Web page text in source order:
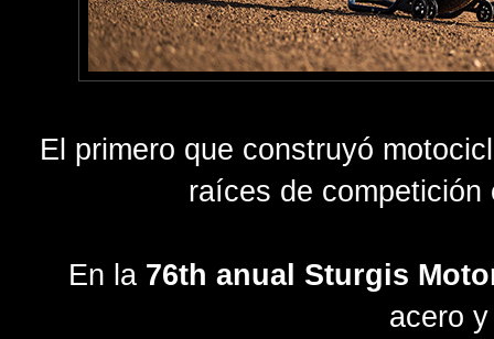
El primero que construyó
raíces de
En la 76th anual Sturgis
acero